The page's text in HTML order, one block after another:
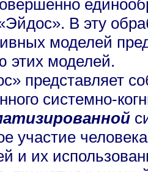
В эту
моделей
этих моделей.
представляет
системно-
участие
и их